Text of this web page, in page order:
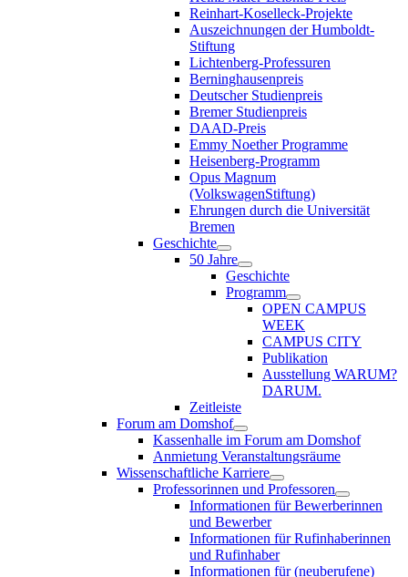
Reinhart-Koselleck-Projekte
Auszeichnungen der Humboldt-
Stiftung
Lichtenberg-Professuren
Berninghausenpreis
Deutscher Studienpreis
Bremer Studienpreis
DAAD-Preis
Emmy Noether Programme
Heisenberg-Programm
Opus Magnum
(VolkswagenStiftung)
Ehrungen durch die Universität
Bremen
Geschichte
50 Jahre
Geschichte
Programm
OPEN CAMPUS
WEEK
CAMPUS CITY
Publikation
Ausstellung WARUM?
DARUM.
Zeitleiste
Forum am Domshof
Kassenhalle im Forum am Domshof
Anmietung Veranstaltungsräume
Wissenschaftliche Karriere
Professorinnen und Professoren
Informationen für Bewerberinnen
und Bewerber
Informationen für Rufinhaberinnen
und Rufinhaber
Informationen für (neuberufene)